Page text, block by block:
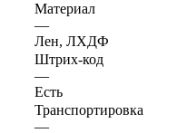
Материал
—
Лен, ЛХДФ
Штрих-код
—
Есть
Транспортировка
—